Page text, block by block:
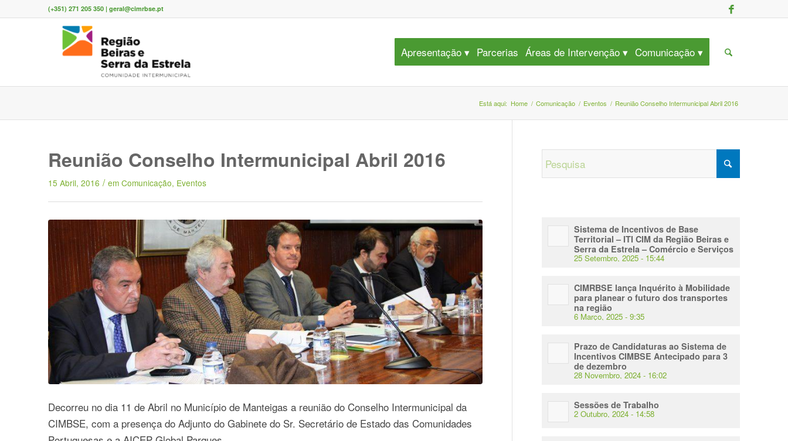
(+351) 271 205 350 | geral@cimrbse.pt
Apresentação Parcerias Áreas de Intervenção Comunicação
Está aqui: Home / Comunicação / Eventos / Reunião Conselho Intermunicipal Abril 2016
Reunião Conselho Intermunicipal Abril 2016
15 Abril, 2016 / em Comunicação, Eventos
Decorreu no dia 11 de Abril no Município de Manteigas a reunião do Conselho Intermunicipal da
CIMBSE, com a presença do Adjunto do Gabinete do Sr. Secretário de Estado das Comunidades
Sistema de Incentivos de Base
Territorial – ITI CIM da Região Beiras e
Serra da Estrela – Comércio e Serviços
25 Setembro, 2025 - 15:44
CIMRBSE lança Inquérito à Mobilidade
para planear o futuro dos transportes
na região
6 Março, 2025 - 9:35
Prazo de Candidaturas ao Sistema de
Incentivos CIMBSE Antecipado para 3
de dezembro
28 Novembro, 2024 - 16:02
Sessões de Trabalho
2 Outubro, 2024 - 14:58